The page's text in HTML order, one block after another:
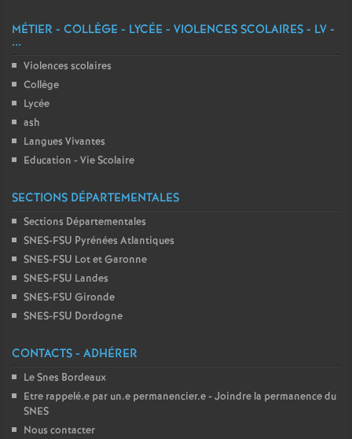
MÉTIER - COLLÈGE - LYCÉE - VIOLENCES SCOLAIRES - LV -
...
Violences scolaires
Collège
Lycée
ash
Langues Vivantes
Education - Vie Scolaire
SECTIONS DÉPARTEMENTALES
Sections Départementales
SNES-FSU Pyrénées Atlantiques
SNES-FSU Lot et Garonne
SNES-FSU Landes
SNES-FSU Gironde
SNES-FSU Dordogne
CONTACTS - ADHÉRER
Le Snes Bordeaux
Etre rappelé.e par un.e permanencier.e - Joindre la permanence du
SNES
Nous contacter